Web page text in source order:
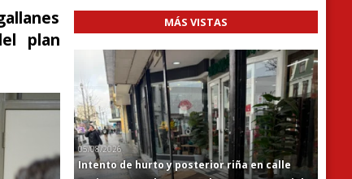
plan
MÁS VISTAS
05/08/2026
Intento de hurto y posterior riña en calle